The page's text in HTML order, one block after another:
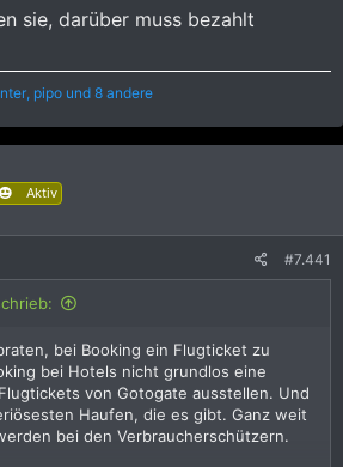
sie, darüber muss bezahlt
pipo und 8 andere
Aktiv
#7.441
bei Booking ein Flugticket zu
bei Hotels nicht grundlos eine
von Gotogate ausstellen. Und
Haufen, die es gibt. Ganz weit
bei den Verbraucherschützern.